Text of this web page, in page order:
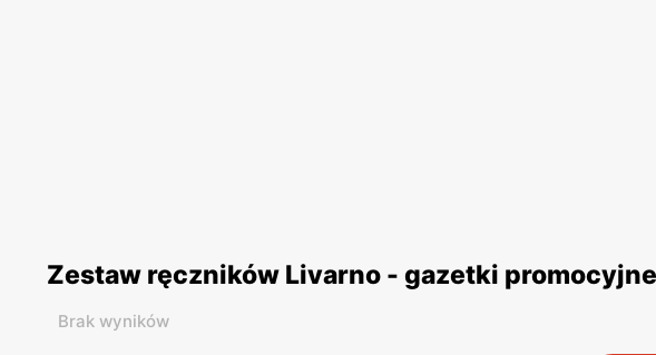
Zestaw ręczników Livarno - gazetki promocyjne
Brak wyników